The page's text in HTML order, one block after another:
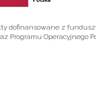
dofinansowane z
Programu Operacyjnego